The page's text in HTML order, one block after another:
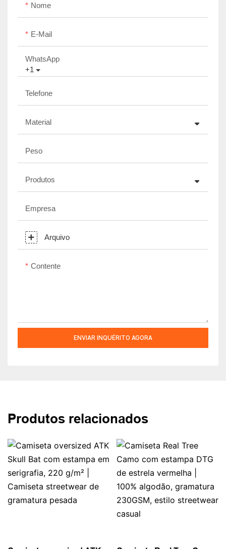
Nome
E-Mail
+1
WhatsApp
Telefone
Material
Peso
Produtos
Empresa
Arquivo
Contente
ENVIAR INQUÉRITO AGORA
Produtos relacionados